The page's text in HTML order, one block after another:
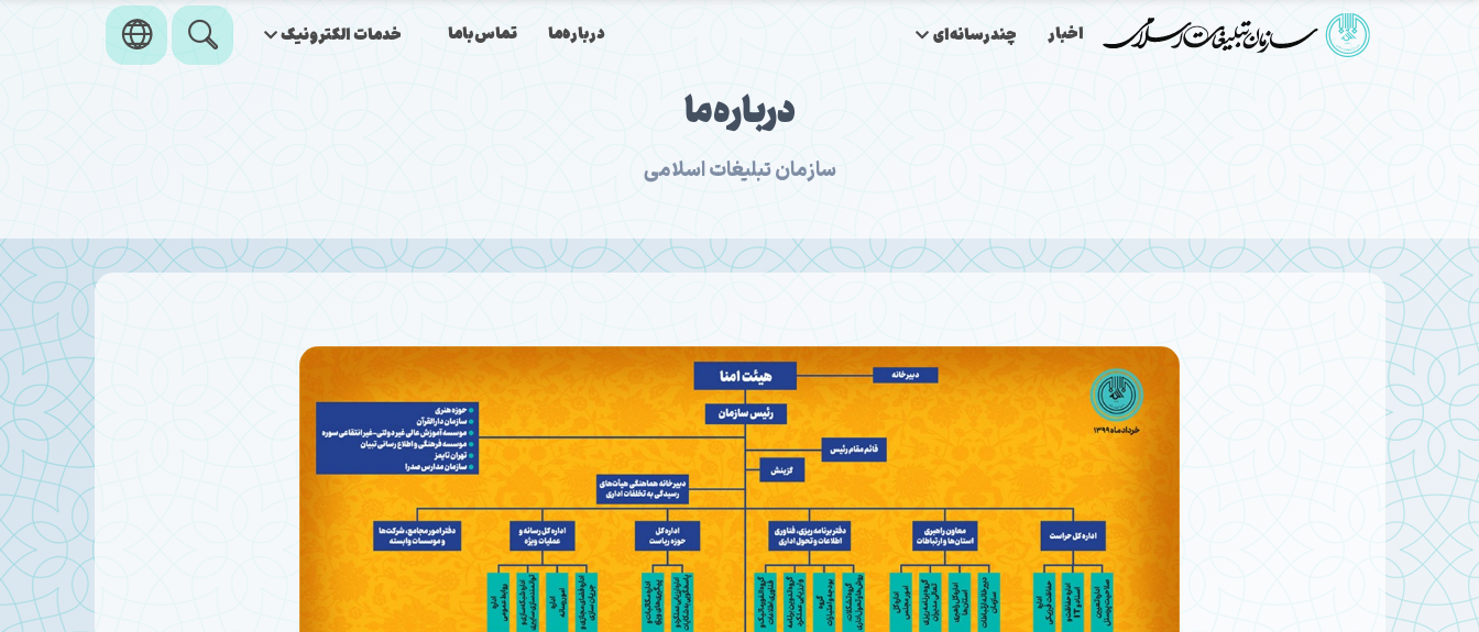
اخبار چندرسانه‌ای درباره‌ما تماس‌باما خدمات الکترونیک
درباره‌ما
سازمان تبلیغات اسلامی